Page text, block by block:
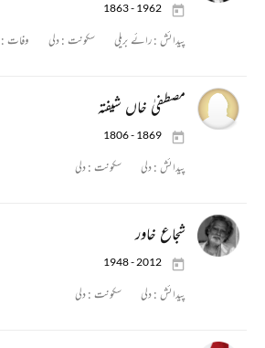
1863 - 1962
پیدائش :رائے بریلی سکونت :دلی وفات :
مصطفیٰ خاں شیفتہ
1806 - 1869
پیدائش :دلی سکونت :دلی
شجاع خاور
1948 - 2012
پیدائش :دلی سکونت :دلی